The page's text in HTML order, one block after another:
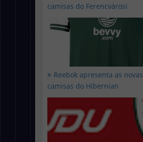
camisas do Ferencvárosi
Reebok apresenta as novas
camisas do Hibernian